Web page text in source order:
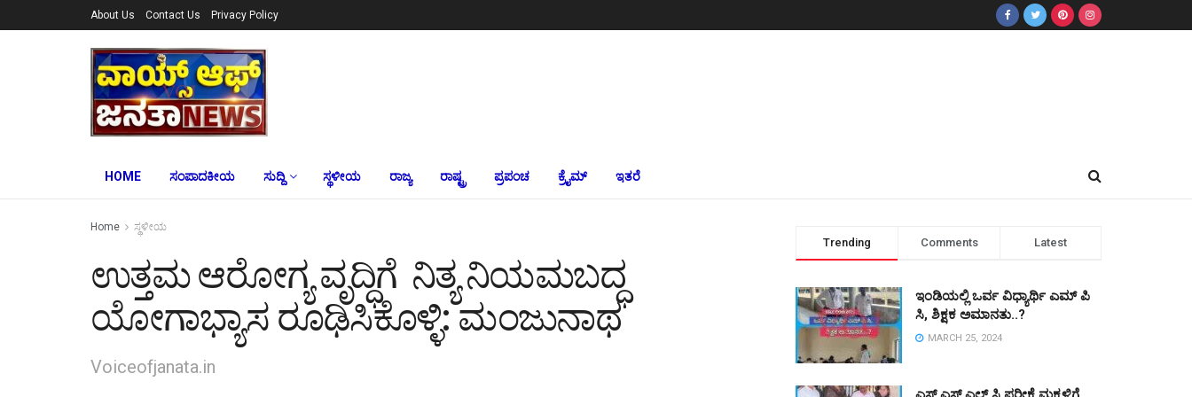
About Us Contact Us Privacy Policy
HOME ಸಂಪಾದಕೀಯ ಸುದ್ದಿ ಸ್ಥಳೀಯ ರಾಜ್ಯ ರಾಷ್ಟ್ರ ಪ್ರಪಂಚ ಕ್ರೈಮ್‌ ಇತರೆ
Home ಸ್ಥಳೀಯ
ಉತ್ತಮ ಆರೋಗ್ಯ ವೃದ್ಧಿಗೆ ನಿತ್ಯ ನಿಯಮಬದ್ಧ
ಯೋಗಾಭ್ಯಾಸ ರೂಢಿಸಿಕೊಳ್ಳಿ: ಮಂಜುನಾಥ
Voiceofjanata.in
Trending Comments Latest
ಇಂಡಿಯಲ್ಲಿ ಒರ್ವ ವಿಧ್ಯಾರ್ಥಿ ಎಮ್ ಪಿ
ಸಿ, ಶಿಕ್ಷಕ ಅಮಾನತು..?
MARCH 25, 2024